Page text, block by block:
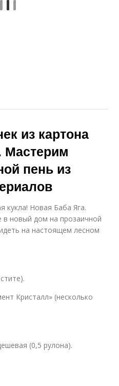
из картона
Мастерим
пень из
кукла! Новая Баба Яга.
в новый дом на прозаичной
на настоящем лесном
Кристалл» (несколько
(0,5 рулона).